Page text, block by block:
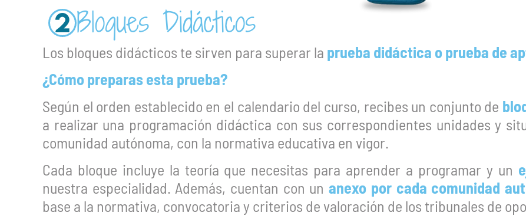
2 Bloques Didácticos
Los bloques didácticos te sirven para superar la prueba didáctica o prueba de
¿Cómo preparas esta prueba?
Según el orden establecido en el calendario del curso, recibes un conjunto de
a realizar una programación didáctica con sus correspondientes unidades y
comunidad autónoma, con la normativa educativa en vigor.
Cada bloque incluye la teoría que necesitas para aprender a programar y un
nuestra especialidad. Además, cuentan con unanexo por cada comunidad
base a la normativa, convocatoria y criterios de valoración de los tribunales de